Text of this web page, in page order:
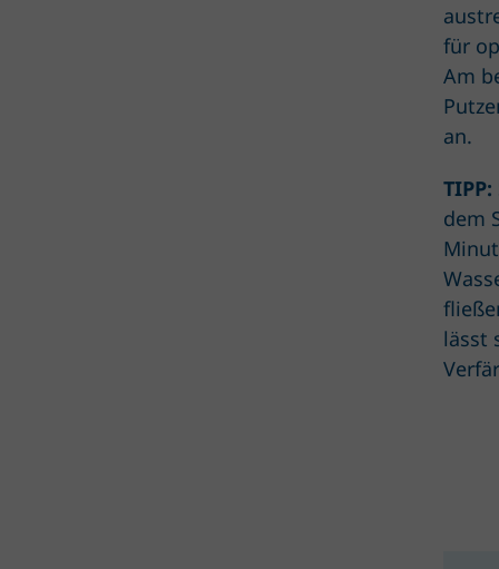
für
Am
an.
TIPP:
dem
lässt